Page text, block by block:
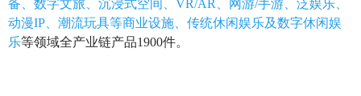
备、数字文旅、沉浸式空间、VR/AR、网游/手游、泛娱乐、
动漫IP、潮流玩具等商业设施、传统休闲娱乐及数字休闲娱
乐等领域全产业链产品1900件。